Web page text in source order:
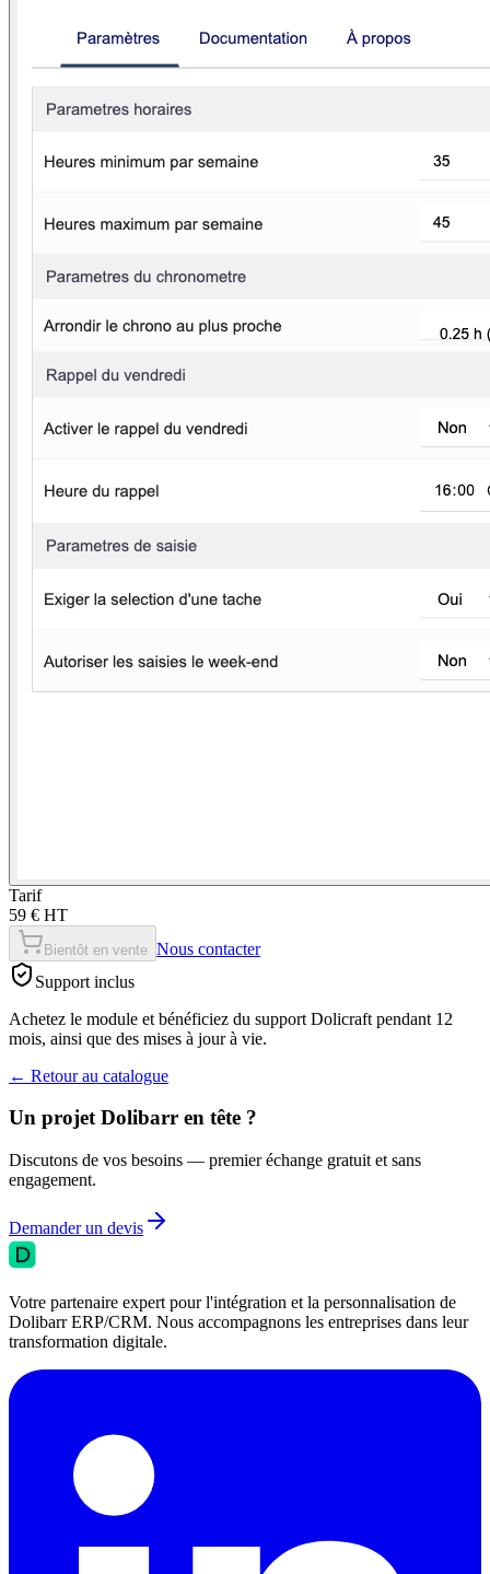
Tarif
59 € HT
Bientôt en vente Nous contacter
Support inclus
Achetez le module et bénéficiez du support Dolicraft pendant 12
mois, ainsi que des mises à jour à vie.
← Retour au catalogue
Un projet Dolibarr en tête ?
Discutons de vos besoins — premier échange gratuit et sans
engagement.
Demander un devis
Votre partenaire expert pour l'intégration et la personnalisation de
Dolibarr ERP/CRM. Nous accompagnons les entreprises dans leur
transformation digitale.